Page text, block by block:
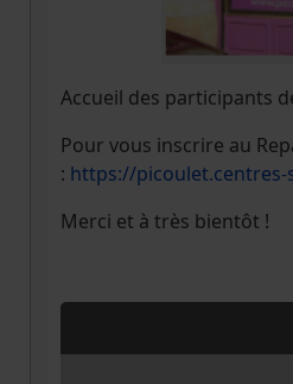
Accueil des participants
Pour vous inscrire au
: https://
Merci et à très bientôt !